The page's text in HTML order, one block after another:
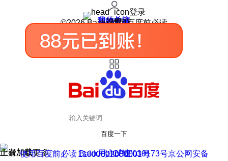
登录
我的关注
我的收藏
皮肤中心
用户反馈
设置
©2026 Baidu 使用百度前必读
百度一下
正在加载
上滑加载更多 用户反馈
使用百度前必读 Baidu 京ICP证030173号
京公网安备11000002000001号